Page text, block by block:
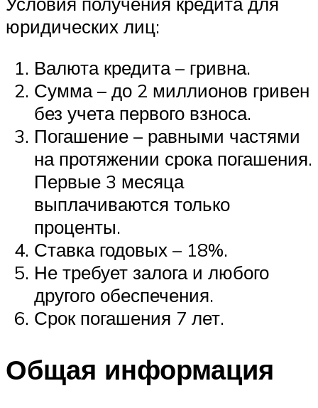
юридических лиц:
Валюта кредита – гривна.
Сумма – до 2 миллионов гривен
без учета первого взноса.
Погашение – равными частями
на протяжении срока погашения.
Первые 3 месяца
выплачиваются только
проценты.
Ставка годовых – 18%.
Не требует залога и любого
другого обеспечения.
Срок погашения 7 лет.
Общая информация